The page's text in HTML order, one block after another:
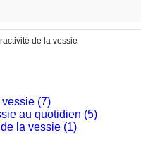
de la vessie
(7)
au quotidien (5)
la vessie (1)